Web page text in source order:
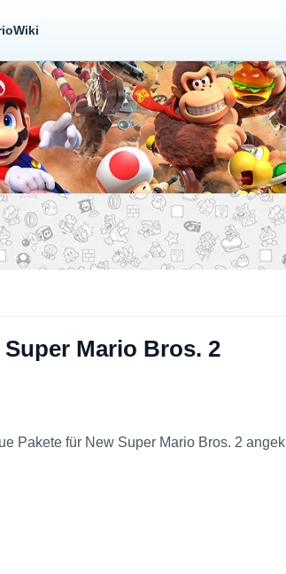
Mario Bros. 2
Pakete für New Super Mario Bros. 2